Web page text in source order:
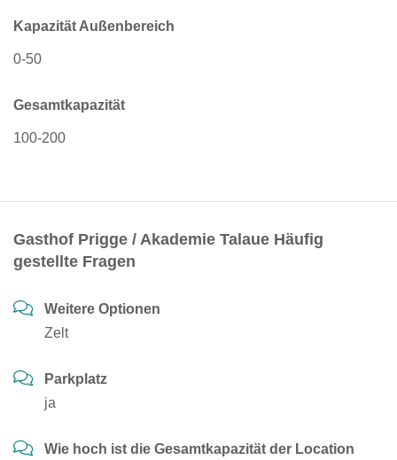
Kapazität Außenbereich
0-50
Gesamtkapazität
100-200
Gasthof Prigge / Akademie Talaue Häufig
gestellte Fragen
Weitere Optionen
Zelt
Parkplatz
ja
Wie hoch ist die Gesamtkapazität der Location